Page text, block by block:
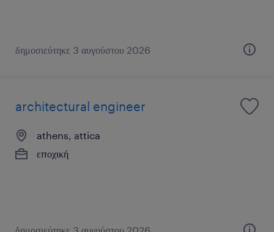
δημοσιεύτηκε 3 αυγούστου 2026
architectural engineer
athens, attica
εποχική